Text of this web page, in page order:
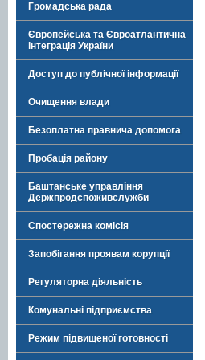
Громадська рада
Європейська та Євроатлантична
інтеграція України
Доступ до публічної інформації
Очищення влади
Безоплатна правнича допомога
Пробація району
Баштанське управління
Держпродспоживслужби
Спостережна комісія
Запобігання проявам корупції
Регуляторна діяльність
Комунальні підприємства
Режим підвищеної готовності